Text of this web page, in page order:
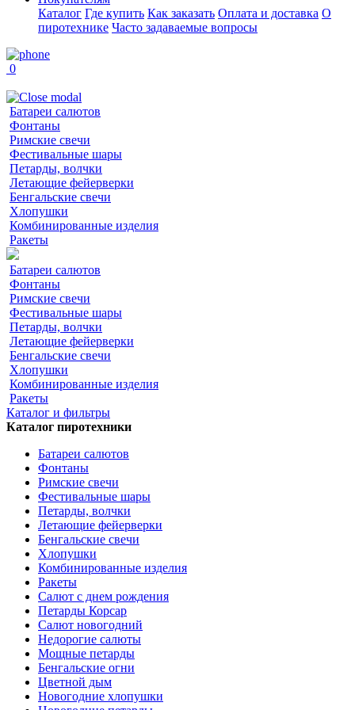
Каталог Где купить Как заказать Оплата и доставка О
пиротехнике Часто задаваемые вопросы
0
Батареи салютов
Фонтаны
Римские свечи
Фестивальные шары
Петарды, волчки
Летающие фейерверки
Бенгальские свечи
Хлопушки
Комбинированные изделия
Ракеты
Батареи салютов
Фонтаны
Римские свечи
Фестивальные шары
Петарды, волчки
Летающие фейерверки
Бенгальские свечи
Хлопушки
Комбинированные изделия
Ракеты
Каталог и фильтры
Каталог пиротехники
Батареи салютов
Фонтаны
Римские свечи
Фестивальные шары
Петарды, волчки
Летающие фейерверки
Бенгальские свечи
Хлопушки
Комбинированные изделия
Ракеты
Салют с днем рождения
Петарды Корсар
Салют новогодний
Недорогие салюты
Мощные петарды
Бенгальские огни
Цветной дым
Новогодние хлопушки